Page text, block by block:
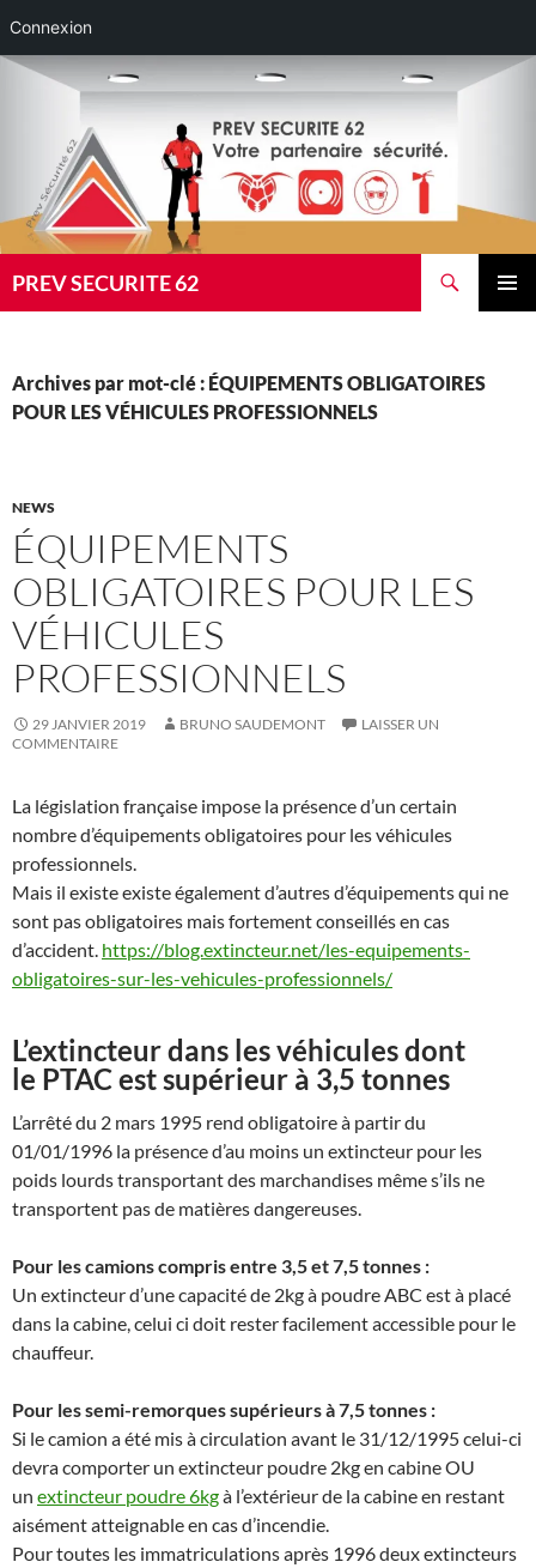
Connexion
Aller
PREV SECURITE 62
Archives par mot-clé : ÉQUIPEMENTS OBLIGATOIRES
POUR LES VÉHICULES PROFESSIONNELS
NEWS
ÉQUIPEMENTS
OBLIGATOIRES POUR LES
VÉHICULES
PROFESSIONNELS
29 JANVIER 2019 BRUNO SAUDEMONT
LAISSER UN
COMMENTAIRE
La législation française impose la présence d’un certain
nombre d’équipements obligatoires pour les véhicules
professionnels.
Mais il existe existe également d’autres d’équipements qui ne
sont pas obligatoires mais fortement conseillés en cas
d’accident. https://blog.extincteur.net/les-equipements-
obligatoires-sur-les-vehicules-professionnels/
L’extincteur dans les véhicules dont
le PTAC est supérieur à 3,5 tonnes
L’arrêté du 2 mars 1995 rend obligatoire à partir du
01/01/1996 la présence d’au moins un extincteur pour les
poids lourds transportant des marchandises même s’ils ne
transportent pas de matières dangereuses.
Pour les camions compris entre 3,5 et 7,5 tonnes :
Un extincteur d’une capacité de 2kg à poudre ABC est à placé
dans la cabine, celui ci doit rester facilement accessible pour le
chauffeur.
Pour les semi-remorques supérieurs à 7,5 tonnes :
Si le camion a été mis à circulation avant le 31/12/1995 celui-ci
devra comporter un extincteur poudre 2kg en cabine OU
un extincteur poudre 6kgà l’extérieur de la cabine en restant
aisément atteignable en cas d’incendie.
Pour toutes les immatriculations après 1996 deux extincteurs